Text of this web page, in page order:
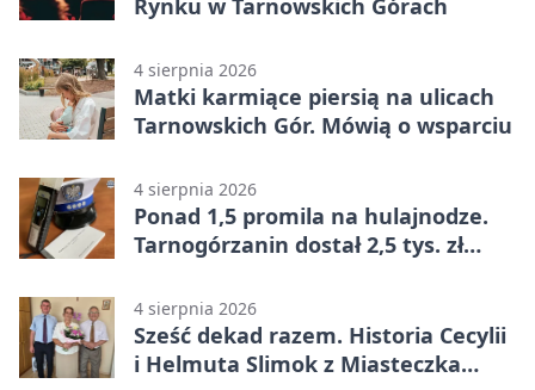
4 sierpnia 2026
Matki karmiące piersią na ulicach
Tarnowskich Gór. Mówią o wsparciu
4 sierpnia 2026
Ponad 1,5 promila na hulajnodze.
Tarnogórzanin dostał 2,5 tys. zł
4 sierpnia 2026
Sześć dekad razem. Historia Cecylii
i Helmuta Slimok z Miasteczka